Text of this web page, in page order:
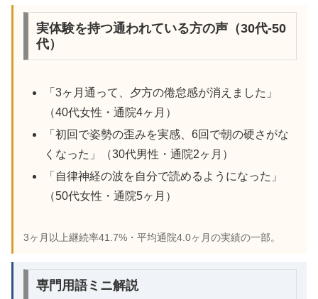
実体験を持つ通われている方の声（30代-50
代）
「3ヶ月通って、夕方の倦怠感が消えました」
（40代女性・通院4ヶ月）
「初回で姿勢の歪みを実感、6回で朝の硬さがな
くなった」（30代男性・通院2ヶ月）
「自律神経の波を自分で読めるようになった」
（50代女性・通院5ヶ月）
3ヶ月以上継続率41.7%・平均通院4.0ヶ月の実績の一部。
専門用語ミニ解説